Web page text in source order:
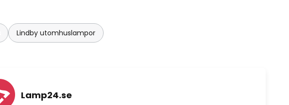
Lindby utomhuslampor
Lamp24.se